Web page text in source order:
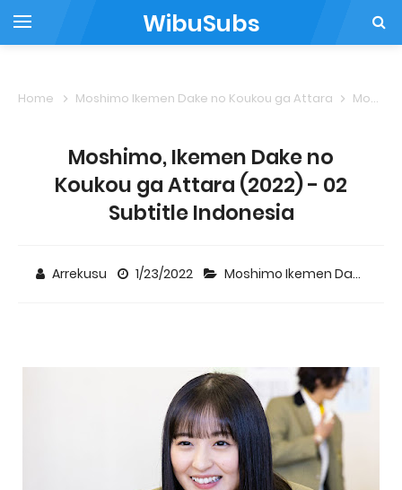
WibuSubs
Home Moshimo Ikemen Dake no Koukou ga Attara Moshimo, Ikemen Dake no Koukou ga Attara (2022) - 02 Subtitle Indonesia
Moshimo, Ikemen Dake no
Koukou ga Attara (2022) - 02
Subtitle Indonesia
Arrekusu 1/23/2022 Moshimo Ikemen Dake no Koukou ga Attara